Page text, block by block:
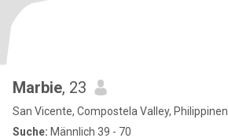
Marbie, 23
San Vicente, Compostela Valley, Philippinen
Suche: Männlich 39 - 70